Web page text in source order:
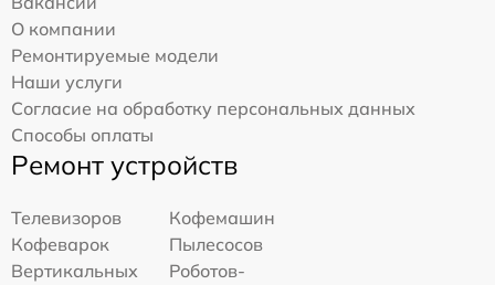
О компании
Ремонтируемые модели
Наши услуги
Согласие на обработку персональных данных
Способы оплаты
Ремонт устройств
Телевизоров
Кофемашин
Кофеварок
Пылесосов
Вертикальных
Роботов-